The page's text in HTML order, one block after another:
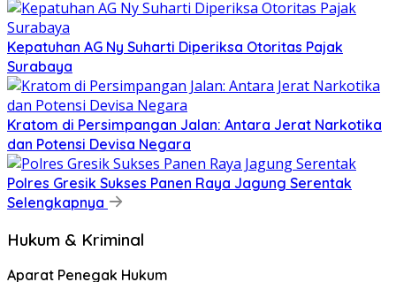
Kepatuhan AG Ny Suharti Diperiksa Otoritas Pajak
Surabaya
Kratom di Persimpangan Jalan: Antara Jerat Narkotika
dan Potensi Devisa Negara
Polres Gresik Sukses Panen Raya Jagung Serentak
Selengkapnya
Hukum & Kriminal
Aparat Penegak Hukum